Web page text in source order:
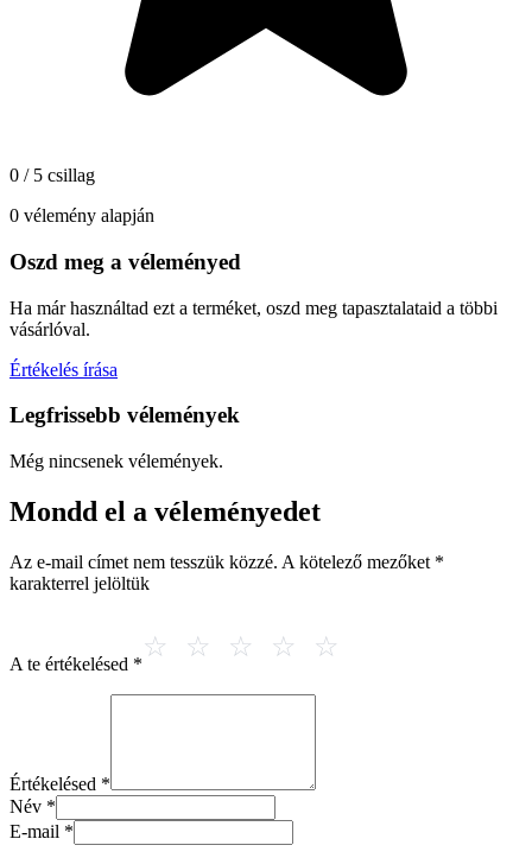
0 / 5 csillag
0 vélemény alapján
Oszd meg a véleményed
Ha már használtad ezt a terméket, oszd meg tapasztalataid a többi
vásárlóval.
Értékelés írása
Legfrissebb vélemények
Még nincsenek vélemények.
Mondd el a véleményedet
Az e-mail címet nem tesszük közzé. A kötelező mezőket *
karakterrel jelöltük
A te értékelésed *
Értékelésed *
Név *
E-mail *